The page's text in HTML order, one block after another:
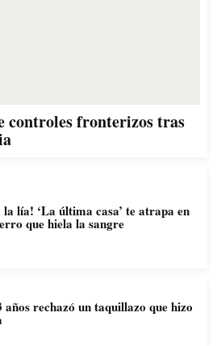
controles fronterizos tras
la lía! ‘La última casa’ te atrapa en
que hiela la sangre
años rechazó un taquillazo que hizo